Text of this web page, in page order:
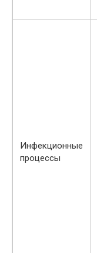
Инфекционные
процессы